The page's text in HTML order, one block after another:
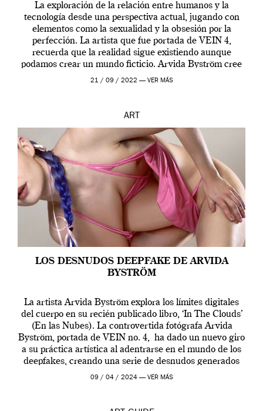
La exploración de la relación entre humanos y la
tecnología desde una perspectiva actual, jugando con
elementos como la sexualidad y la obsesión por la
perfección. La artista que fue portada de VEIN 4,
recuerda que la realidad sigue existiendo aunque
podamos crear un mundo ficticio. Arvida Byström cree
que los humanos tienen un complejo […]
21 / 09 / 2022 — VER MÁS
ART
LOS DESNUDOS DEEPFAKE DE ARVIDA
BYSTRÖM
La artista Arvida Byström explora los límites digitales
del cuerpo en su recién publicado libro, ‘In The Clouds’
(En las Nubes). La controvertida fotógrafa Arvida
Byström, portada de VEIN no. 4, ha dado un nuevo giro
a su práctica artística al adentrarse en el mundo de los
deepfakes, creando una serie de desnudos generados
por […]
09 / 04 / 2024 — VER MÁS